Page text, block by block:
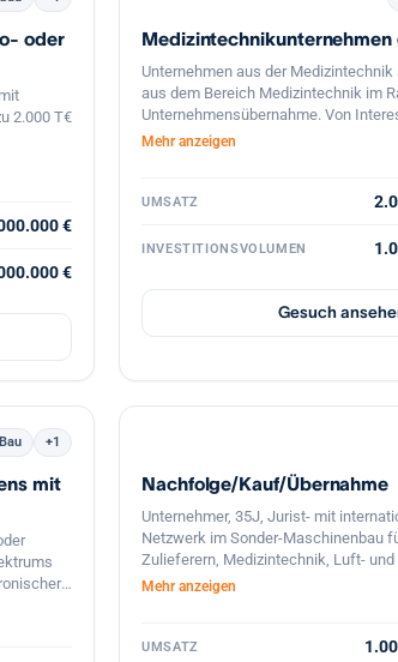
Märkte
oder
2.000 T€
€
€
Medizintechnikunternehmen
Unternehmen aus der
aus dem Bereich Medizintechnik im
Unternehmensübernahme. Von
als auch Produktionsunternehmen
Mehr anzeigen
UMSATZ
INVESTITIONSVOLUMEN
Gesuch
Bau +1
mit
Nachfolge/Kauf/Übernahme
Unternehmer, 35J, Jurist- mit
Netzwerk im Sonder-Maschinenbau
Zulieferern, Medizintechnik, Luft- und
Maschinenbau sowie brauner u.
Mehr anzeigen
UMSATZ